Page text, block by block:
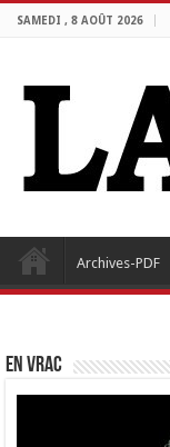
SAMEDI , 8 AOÛT 2026
Archives-PDF
EN VRAC